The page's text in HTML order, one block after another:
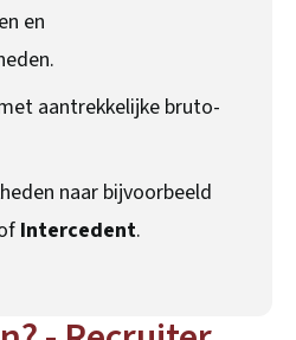
en
aantrekkelijke bruto-
naar bijvoorbeeld
Intercedent.